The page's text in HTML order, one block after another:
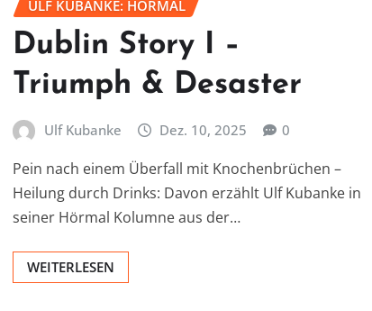
ULF KUBANKE: HÖRMAL
Dublin Story I –
Triumph & Desaster
Ulf Kubanke Dez. 10, 2025 0
Pein nach einem Überfall mit Knochenbrüchen –
Heilung durch Drinks: Davon erzählt Ulf Kubanke in
seiner Hörmal Kolumne aus der…
WEITERLESEN